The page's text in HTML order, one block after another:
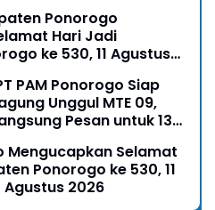
Ponorogo
Hari Jadi
ke 530, 11 Agustus
PAM Ponorogo Siap
Unggul MTE 09,
Pesan untuk 13
Mengucapkan Selamat
Ponorogo ke 530, 11
Agustus 2026